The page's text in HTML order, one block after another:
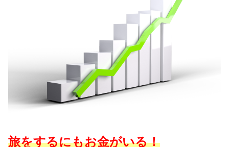
旅をするにもお金がいる！